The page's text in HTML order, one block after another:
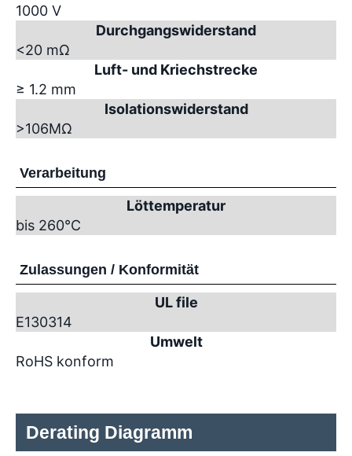
1000 V
Durchgangswiderstand
<20 mΩ
Luft- und Kriechstrecke
≥ 1.2 mm
Isolationswiderstand
>106MΩ
Verarbeitung
Löttemperatur
bis 260°C
Zulassungen / Konformität
UL file
E130314
Umwelt
RoHS konform
Derating Diagramm